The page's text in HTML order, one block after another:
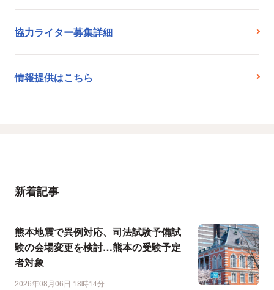
協力ライター募集詳細
情報提供はこちら
新着記事
熊本地震で異例対応、司法試験予備試
験の会場変更を検討…熊本の受験予定
者対象
2026年08月06日 18時14分